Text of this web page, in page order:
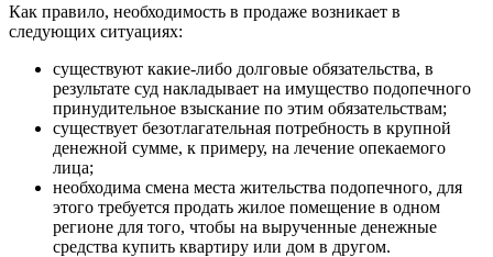
Как правило, необходимость в продаже возникает в
следующих ситуациях:
существуют какие-либо долговые обязательства, в
результате суд накладывает на имущество подопечного
принудительное взыскание по этим обязательствам;
существует безотлагательная потребность в крупной
денежной сумме, к примеру, на лечение опекаемого
лица;
необходима смена места жительства подопечного, для
этого требуется продать жилое помещение в одном
регионе для того, чтобы на вырученные денежные
средства купить квартиру или дом в другом.